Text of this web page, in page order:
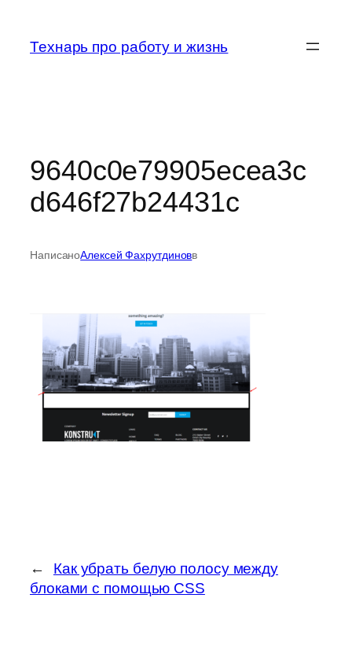
содержимому
Технарь про работу и жизнь
9640c0e79905ecea3c
d646f27b24431c
НаписаноАлексей Фахрутдиновв
←
Как убрать белую полосу между
блоками с помощью CSS